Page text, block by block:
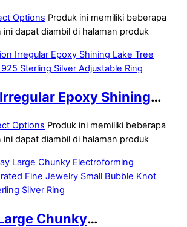
Pearl 925 Sterling
Ring
Options Produk ini memiliki beberapa
ini dapat diambil di halaman produk
Epoxy Shining
Branch 925 Sterling Silver
Ring
Options Produk ini memiliki beberapa
ini dapat diambil di halaman produk
Chunky